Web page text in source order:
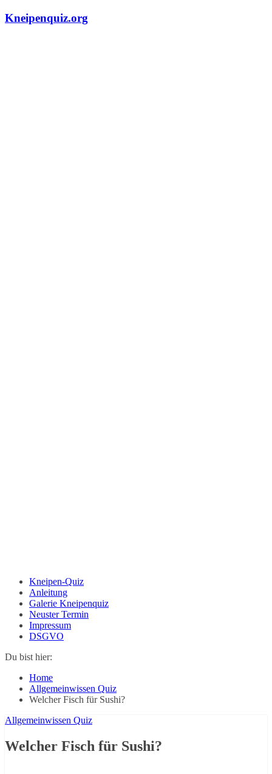
Zum
Kneipenquiz.org
Kneipen-Quiz
Anleitung
Galerie Kneipenquiz
Neuster Termin
Impressum
DSGVO
Du bist hier:
Home
Allgemeinwissen Quiz
Welcher Fisch für Sushi?
Allgemeinwissen Quiz
Welcher Fisch für Sushi?